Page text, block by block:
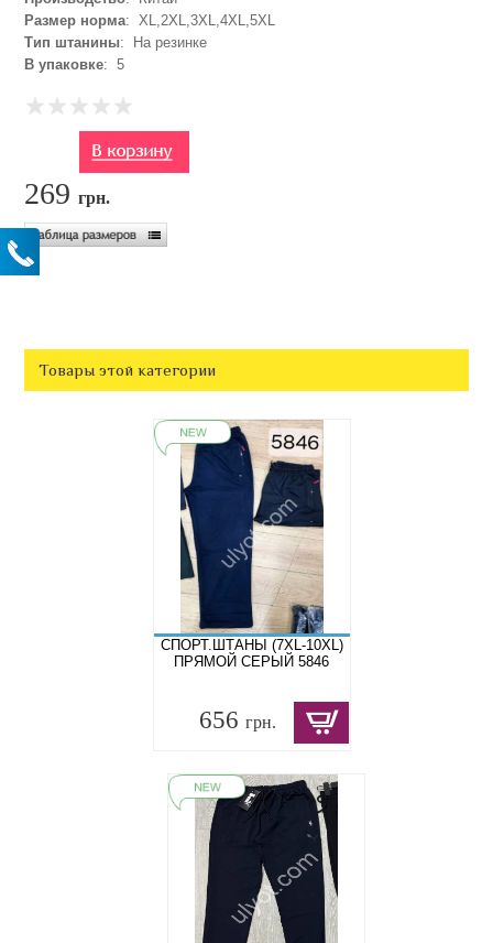
Размер норма: XL,2XL,3XL,4XL,5XL
Тип штанины: На резинке
В упаковке: 5
269грн.
Товары этой категории
CПОРТ.ШТАНЫ (7XL-10XL)
ПРЯМОЙ СЕРЫЙ 5846
656 грн.